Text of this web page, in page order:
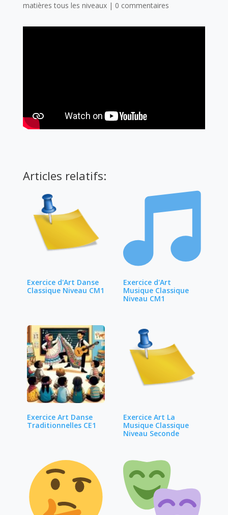
matières tous les niveaux| 0 commentaires
Articles relatifs:
Exercice d'Art Danse
Classique Niveau CM1
Exercice d'Art
Musique Classique
Niveau CM1
Exercice Art Danse
Traditionnelles CE1
Exercice Art La
Musique Classique
Niveau Seconde